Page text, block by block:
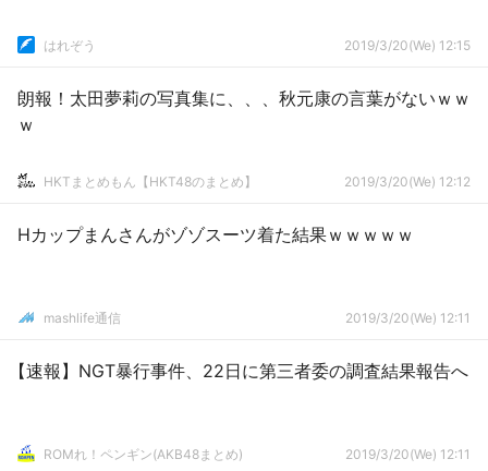
はれぞう 2019/3/20(We) 12:15
朗報！太田夢莉の写真集に、、、秋元康の言葉がないｗｗ
ｗ
HKTまとめもん【HKT48のまとめ】 2019/3/20(We) 12:12
Hカップまんさんがゾゾスーツ着た結果ｗｗｗｗｗ
mashlife通信 2019/3/20(We) 12:11
【速報】NGT暴行事件、22日に第三者委の調査結果報告へ
ROMれ！ペンギン(AKB48まとめ) 2019/3/20(We) 12:11